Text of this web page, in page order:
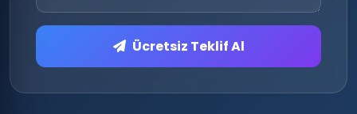
Ücretsiz Teklif Al